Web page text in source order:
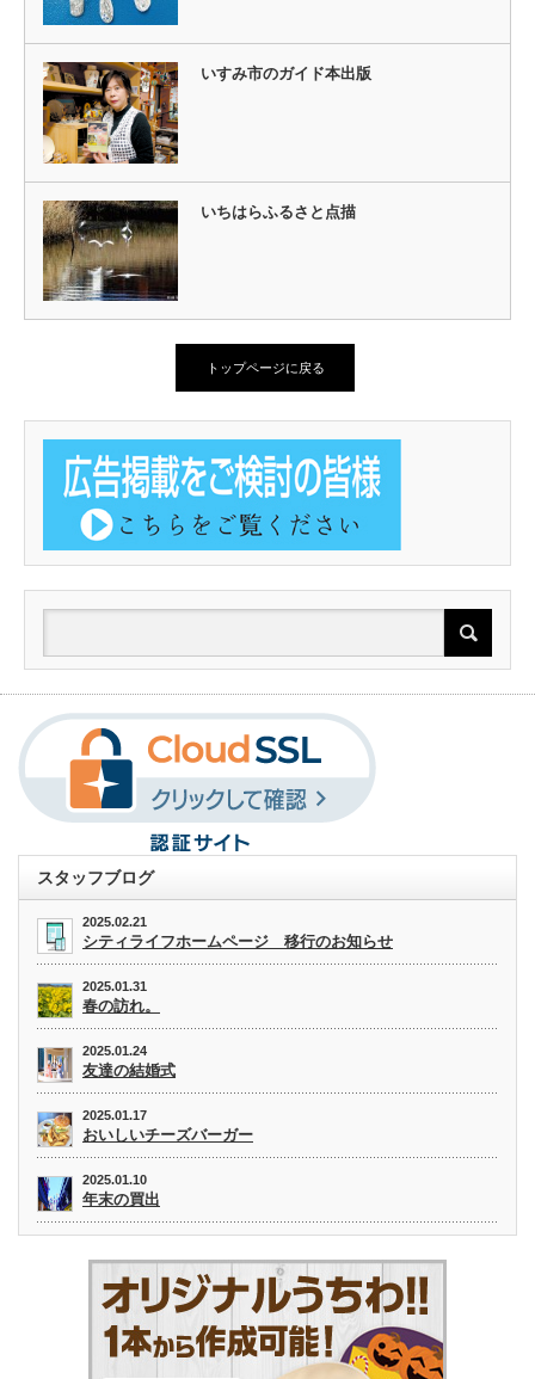
いすみ市のガイド本出版
いちはらふるさと点描
トップページに戻る
スタッフブログ
2025.02.21
シティライフホームページ 移行のお知らせ
2025.01.31
春の訪れ。
2025.01.24
友達の結婚式
2025.01.17
おいしいチーズバーガー
2025.01.10
年末の買出